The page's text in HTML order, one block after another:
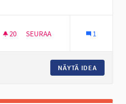
Itäinen Seinäjoki
20 20 SEURAAJAA
SEURAA 1
NÄYTÄ IDEA